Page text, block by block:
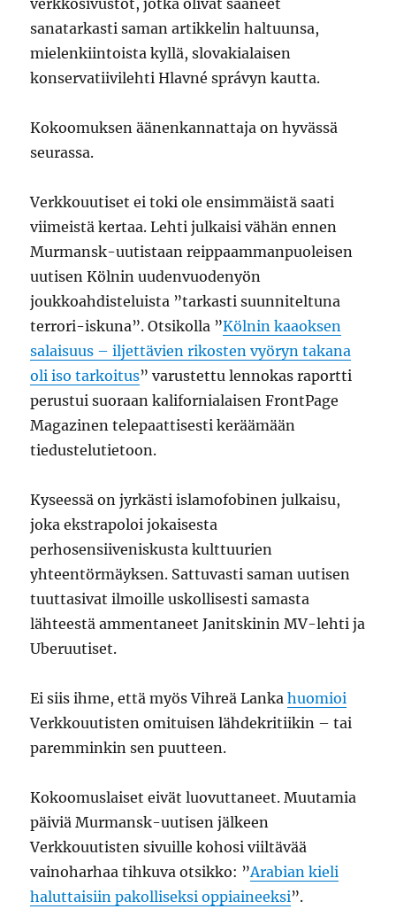
verkkosivustot, jotka olivat saaneet
sanatarkasti saman artikkelin haltuunsa,
mielenkiintoista kyllä, slovakialaisen
konservatiivilehti Hlavné správyn kautta.
Kokoomuksen äänenkannattaja on hyvässä
seurassa.
Verkkouutiset ei toki ole ensimmäistä saati
viimeistä kertaa. Lehti julkaisi vähän ennen
Murmansk-uutistaan reippaammanpuoleisen
uutisen Kölnin uudenvuodenyön
joukkoahdisteluista ”tarkasti suunniteltuna
terrori-iskuna”. Otsikolla ”Kölnin kaaoksen
salaisuus – iljettävien rikosten vyöryn takana
oli iso tarkoitus” varustettu lennokas raportti
perustui suoraan kalifornialaisen FrontPage
Magazinen telepaattisesti keräämään
tiedustelutietoon.
Kyseessä on jyrkästi islamofobinen julkaisu,
joka ekstrapoloi jokaisesta
perhosensiiveniskusta kulttuurien
yhteentörmäyksen. Sattuvasti saman uutisen
tuuttasivat ilmoille uskollisesti samasta
lähteestä ammentaneet Janitskinin MV-lehti ja
Uberuutiset.
Ei siis ihme, että myös Vihreä Lankahuomioi
Verkkouutisten omituisen lähdekritiikin – tai
paremminkin sen puutteen.
Kokoomuslaiset eivät luovuttaneet. Muutamia
päiviä Murmansk-uutisen jälkeen
Verkkouutisten sivuille kohosi viiltävää
vainoharhaa tihkuva otsikko: ”Arabian kieli
haluttaisiin pakolliseksi oppiaineeksi”.